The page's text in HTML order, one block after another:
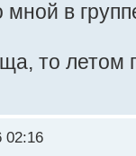
в
то летом
02:16